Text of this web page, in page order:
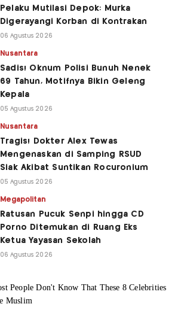
Pelaku Mutilasi Depok: Murka
Digerayangi Korban di Kontrakan
06 Agustus 2026
Nusantara
Sadis! Oknum Polisi Bunuh Nenek
69 Tahun, Motifnya Bikin Geleng
Kepala
05 Agustus 2026
Nusantara
Tragis! Dokter Alex Tewas
Mengenaskan di Samping RSUD
Siak Akibat Suntikan Rocuronium
05 Agustus 2026
Megapolitan
Ratusan Pucuk Senpi hingga CD
Porno Ditemukan di Ruang Eks
Ketua Yayasan Sekolah
06 Agustus 2026